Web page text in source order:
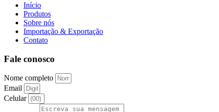
Início
Produtos
Sobre nós
Importação & Exportação
Contato
Fale conosco
Nome completo
Email
Celular